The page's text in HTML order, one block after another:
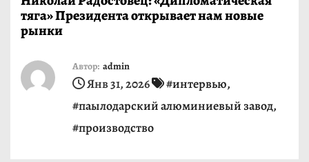
тяга» Президента открывает нам новые
рынки
Автор: admin
Янв 31, 2026 #интервью,
#паылодарский алюминиевый завод,
#производство